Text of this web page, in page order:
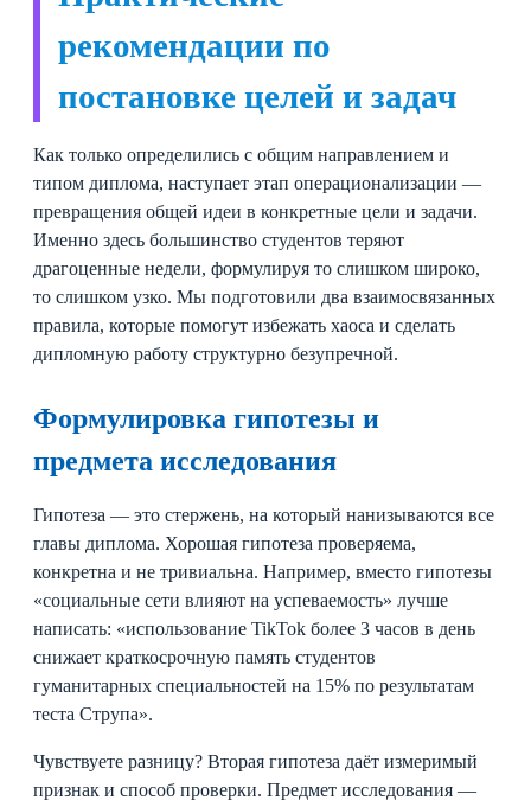
рекомендации по
постановке целей и задач
Как только определились с общим направлением и
типом диплома, наступает этап операционализации —
превращения общей идеи в конкретные цели и задачи.
Именно здесь большинство студентов теряют
драгоценные недели, формулируя то слишком широко,
то слишком узко. Мы подготовили два взаимосвязанных
правила, которые помогут избежать хаоса и сделать
дипломную работу структурно безупречной.
Формулировка гипотезы и
предмета исследования
Гипотеза — это стержень, на который нанизываются все
главы диплома. Хорошая гипотеза проверяема,
конкретна и не тривиальна. Например, вместо гипотезы
«социальные сети влияют на успеваемость» лучше
написать: «использование TikTok более 3 часов в день
снижает краткосрочную память студентов
гуманитарных специальностей на 15% по результатам
теста Струпа».
Чувствуете разницу? Вторая гипотеза даёт измеримый
признак и способ проверки. Предмет исследования —